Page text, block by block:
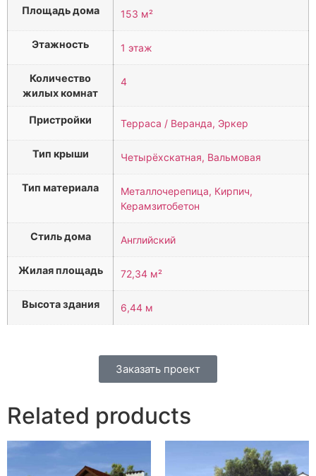
Площадь дома 153 м²
Этажность 1 этаж
Количество
жилых комнат
4
Пристройки Терраса / Веранда, Эркер
Тип крыши Четырёхскатная, Вальмовая
Тип материала
Металлочерепица, Кирпич,
Керамзитобетон
Стиль дома Английский
Жилая площадь 72,34 м²
Высота здания 6,44 м
Заказать проект
Related products